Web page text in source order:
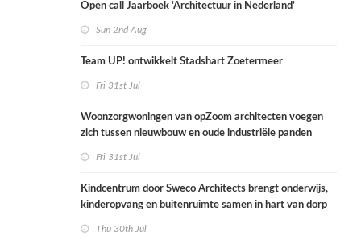
Open call Jaarboek ‘Architectuur in Nederland’
Sun 2nd Aug
Team UP! ontwikkelt Stadshart Zoetermeer
Fri 31st Jul
Woonzorgwoningen van opZoom architecten voegen
zich tussen nieuwbouw en oude industriële panden
Fri 31st Jul
Kindcentrum door Sweco Architects brengt onderwijs,
kinderopvang en buitenruimte samen in hart van dorp
Thu 30th Jul